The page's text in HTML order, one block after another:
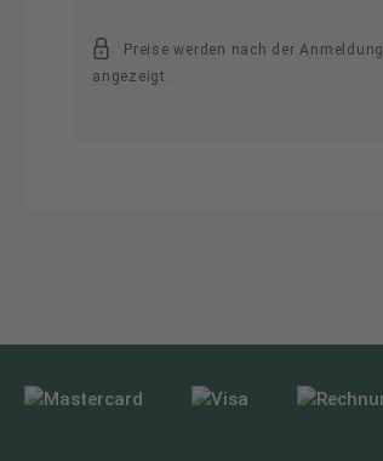
Preise werden nach der Anmeldung
angezeigt.